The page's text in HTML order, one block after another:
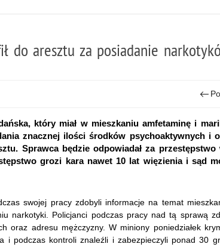
do aresztu za posiadanie
który miał w mieszkaniu amfetaminę i
znacznej ilości środków psychoaktywnych i
Sprawca będzie odpowiadał za
grozi kara nawet 10 lat więzienia i sąd
swojej pracy zdobyli informacje na temat
narkotyki. Policjanci podczas pracy nad tą sprawą
oraz adresu mężczyzny. W miniony poniedziałek
i podczas kontroli znaleźli i zabezpieczyli ponad 30